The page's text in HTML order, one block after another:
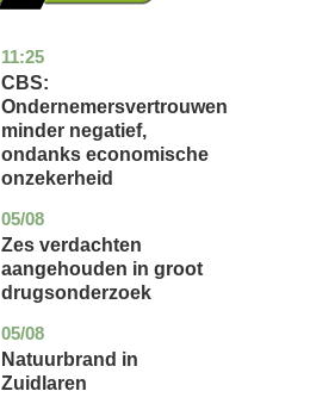
11:25
zuid-
holland
economie
CBS:
Ondernemersvertrouwen
minder negatief,
ondanks economische
onzekerheid
05/08
zuid-
holland
nieuws
Zes verdachten
aangehouden in groot
drugsonderzoek
05/08
drenthe
nieuws
Natuurbrand in
Zuidlaren